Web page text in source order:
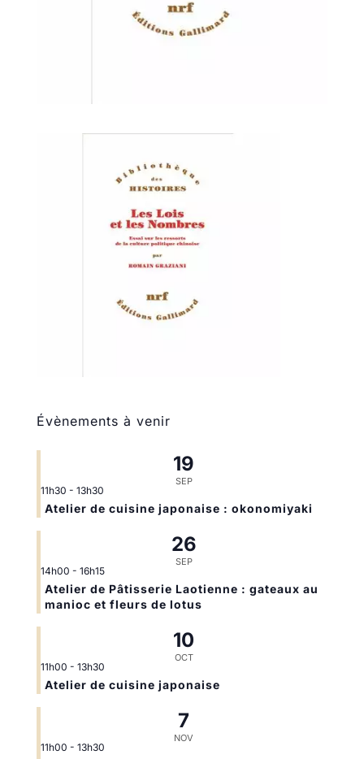
Évènements à venir
19
SEP
11h30 - 13h30
Atelier de cuisine japonaise : okonomiyaki
26
SEP
14h00 - 16h15
Atelier de Pâtisserie Laotienne : gateaux au
manioc et fleurs de lotus
10
OCT
11h00 - 13h30
Atelier de cuisine japonaise
7
NOV
11h00 - 13h30